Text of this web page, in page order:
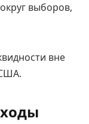
выборов,
вне